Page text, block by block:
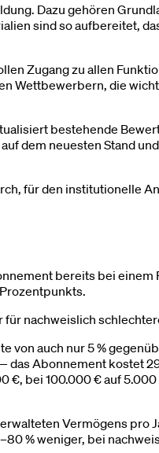
Dazu gehören
sind so aufbereitet,
Zugang zu allen
Wettbewerbern, die
bestehende
dem neuesten Stand
für den institutionelle
bereits bei einem
für nachweislich
von auch nur 5 %
Abonnement kostet
bei 100.000 € auf
Vermögens pro
% weniger, bei